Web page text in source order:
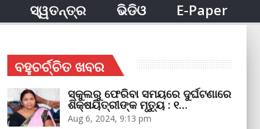
ସ୍ୱତନ୍ତ୍ର ଭିଡିଓ E-Paper
ବହୁଚର୍ଚ୍ଚିତ ଖବର
ସ୍କୁଲରୁ ଫେରିବା ସମୟରେ ଦୁର୍ଘଟଣାରେ
ଶିକ୍ଷୟିତ୍ରୀଙ୍କ ମୃତ୍ୟୁ : ୧…
Aug 6, 2024, 9:13 pm